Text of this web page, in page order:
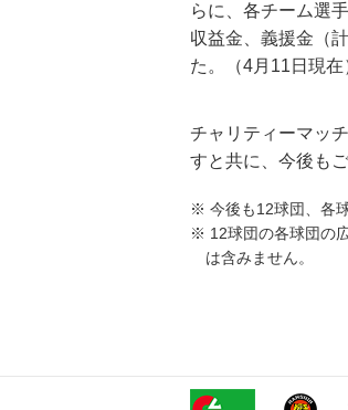
らに、各チーム選
収益金、義援金（
た。（4月11日現在
チャリティーマッ
すと共に、今後も
※ 今後も12球団、各
※ 12球団の各球団の
は含みません。